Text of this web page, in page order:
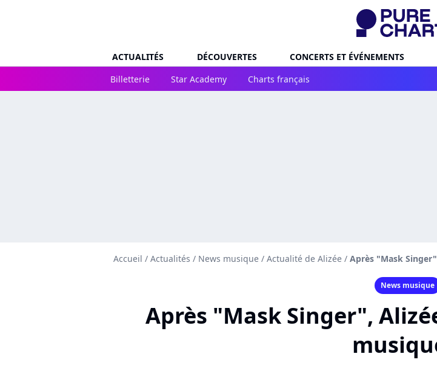
ACTUALITÉS DÉCOUVERTES CONCERTS ET ÉVÉNEMENTS
Billetterie
Star Academy Charts français
Accueil / Actualités / News musique / Actualité de Alizée / Après "Mask
News musique
Après "Mask Singer",